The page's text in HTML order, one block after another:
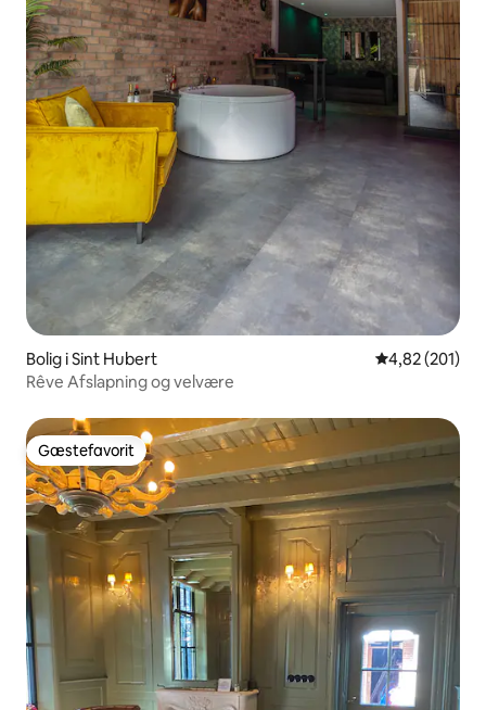
Bolig i Sint Hubert 4,82 ud af 5 i
4,82 (201)
Rêve Afslapning og velvære
Gæstefavorit
Gæstefavorit